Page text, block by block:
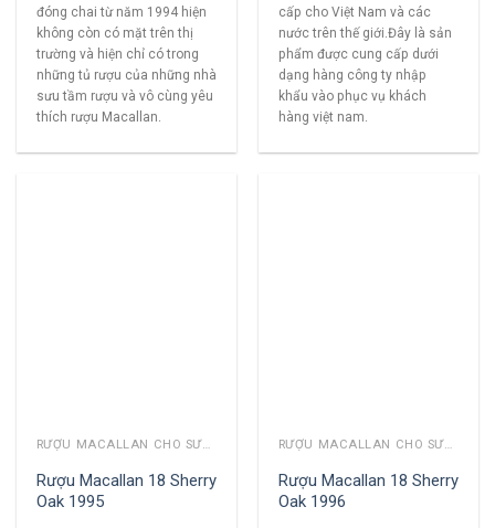
đóng chai từ năm 1994 hiện
không còn có mặt trên thị
trường và hiện chỉ có trong
những tủ rượu của những nhà
sưu tầm rượu và vô cùng yêu
thích rượu Macallan.
cấp cho Việt Nam và các
nước trên thế giới.Đây là sản
phẩm được cung cấp dưới
dạng hàng công ty nhập
khẩu vào phục vụ khách
hàng việt nam.
RƯỢU MACALLAN CHO SƯU TẦM
Rượu Macallan 18 Sherry
Oak 1995
RƯỢU MACALLAN CHO SƯU TẦM
Rượu Macallan 18 Sherry
Oak 1996